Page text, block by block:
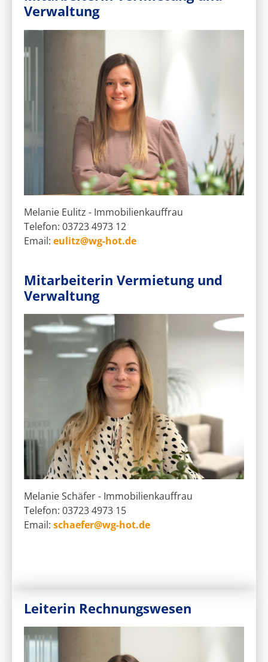
Verwaltung
Melanie Eulitz - Immobilienkauffrau
Telefon: 03723 4973 12
Email: eulitz@wg-hot.de
Mitarbeiterin Vermietung und
Verwaltung
Melanie Schäfer - Immobilienkauffrau
Telefon: 03723 4973 15
Email: schaefer@wg-hot.de
Leiterin Rechnungswesen